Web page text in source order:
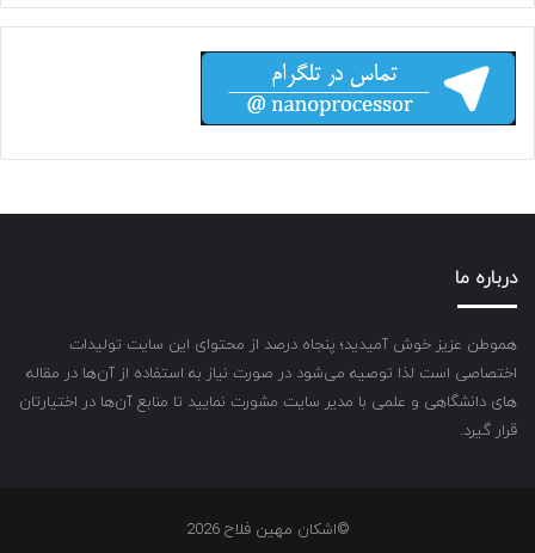
درباره ما
هموطن عزیز خوش آمیدید؛ پنجاه درصد از محتوای این سایت تولیدات
اختصاصی است لذا توصیه می‌شود در صورت نیاز به استفاده از آن‌ها در مقاله
های دانشگاهی و علمی با مدیر سایت مشورت نمایید تا منابع آن‌ها در اختیارتان
قرار گیرد.
©اشکان مهین فلاح 2026